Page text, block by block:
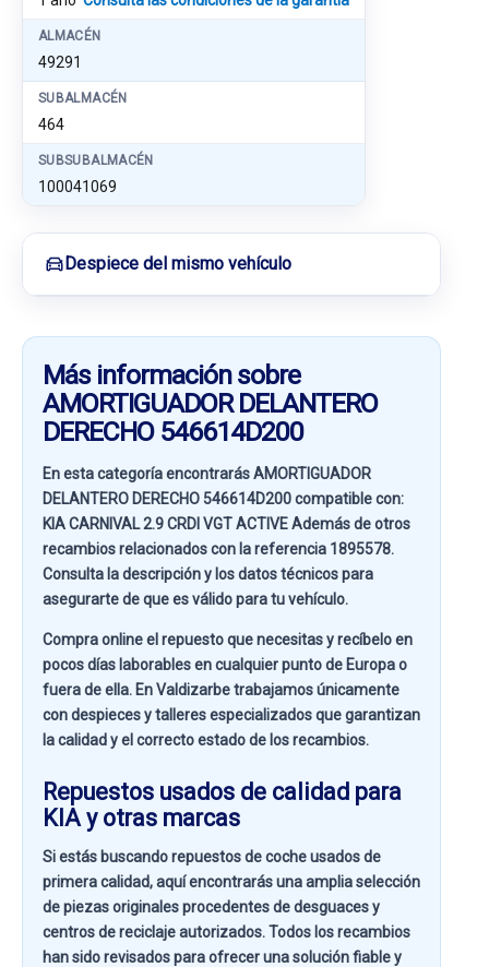
ALMACÉN
49291
SUBALMACÉN
464
SUBSUBALMACÉN
100041069
Despiece del mismo vehículo
Más información sobre
AMORTIGUADOR DELANTERO
DERECHO 546614D200
En esta categoría encontrarás AMORTIGUADOR
DELANTERO DERECHO 546614D200 compatible con:
KIA CARNIVAL 2.9 CRDI VGT ACTIVEAdemás de otros
recambios relacionados con la referencia 1895578.
Consulta la descripción y los datos técnicos para
asegurarte de que es válido para tu vehículo.
Compra online el repuesto que necesitas y recíbelo en
pocos días laborables en cualquier punto de Europa o
fuera de ella. EnValdizarbetrabajamos únicamente
con despieces y talleres especializados que garantizan
la calidad y el correcto estado de los recambios.
Repuestos usados de calidad para
KIA y otras marcas
Si estás buscandorepuestos de coche usados de
primera calidad, aquí encontrarás una amplia selección
de piezas originales procedentes de desguaces y
centros de reciclaje autorizados. Todos los recambios
han sido revisados para ofrecer una solución fiable y